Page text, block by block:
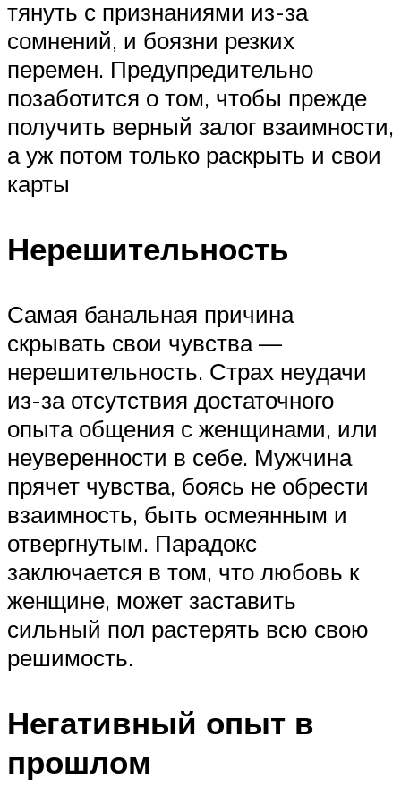
тянуть с признаниями из-за
сомнений, и боязни резких
перемен. Предупредительно
позаботится о том, чтобы прежде
получить верный залог взаимности,
а уж потом только раскрыть и свои
карты
Нерешительность
Самая банальная причина
скрывать свои чувства —
нерешительность. Страх неудачи
из-за отсутствия достаточного
опыта общения с женщинами, или
неуверенности в себе. Мужчина
прячет чувства, боясь не обрести
взаимность, быть осмеянным и
отвергнутым. Парадокс
заключается в том, что любовь к
женщине, может заставить
сильный пол растерять всю свою
решимость.
Негативный опыт в
прошлом